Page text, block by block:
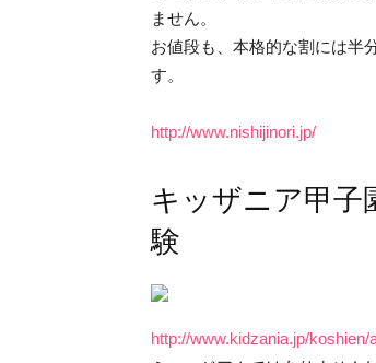
ません。
お値段も、本格的な割には半
す。
http://www.nishijinori.jp/
キッザニア甲
験
http://www.kidzania.jp/